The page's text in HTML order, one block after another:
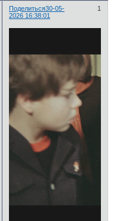
Поделиться 1
30-05-
2026 16:38:01